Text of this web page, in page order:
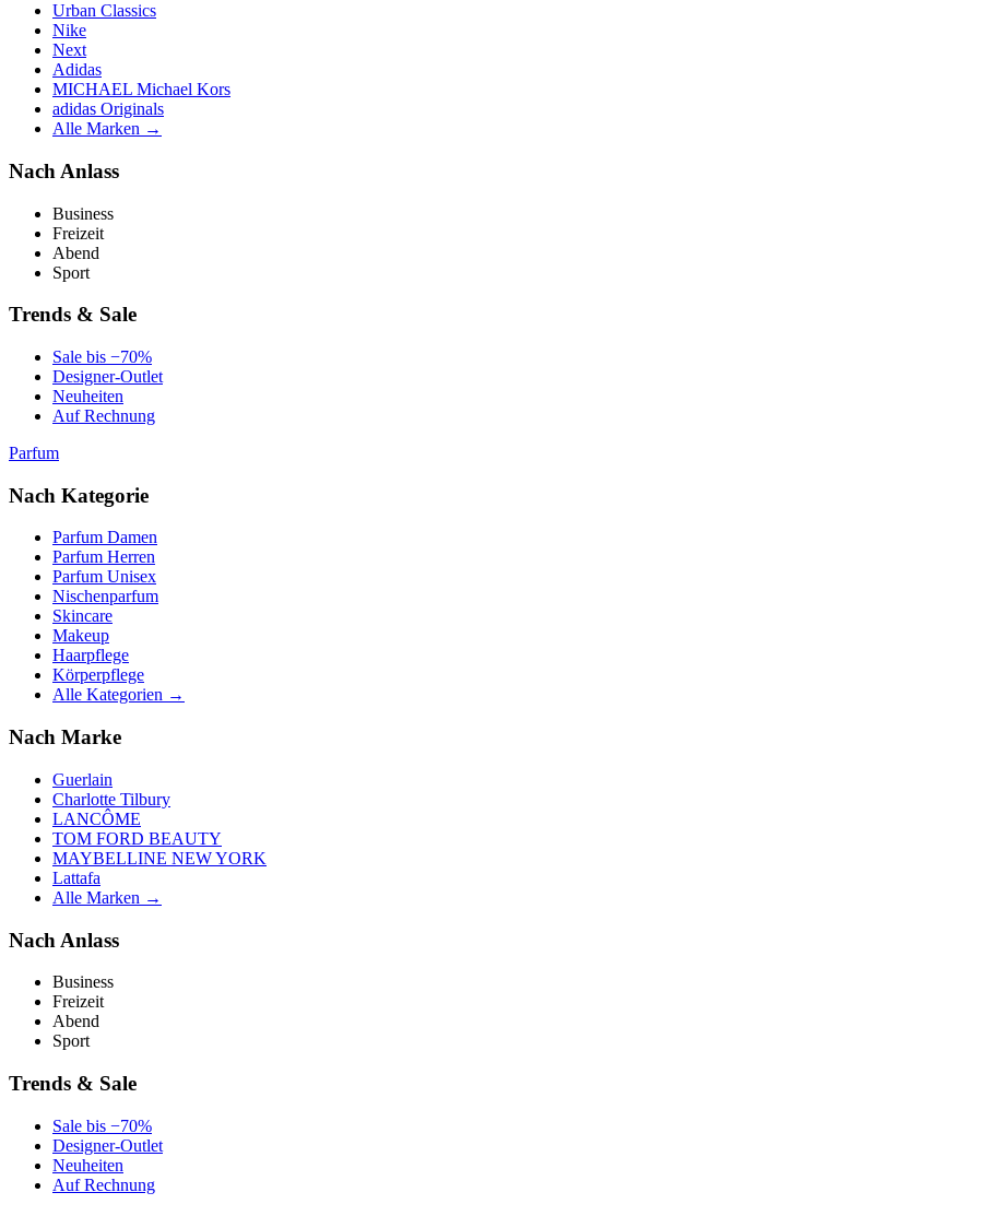
Urban Classics
Nike
Next
Adidas
MICHAEL Michael Kors
adidas Originals
Alle Marken →
Nach Anlass
Business
Freizeit
Abend
Sport
Trends & Sale
Sale bis −70%
Designer-Outlet
Neuheiten
Auf Rechnung
Parfum
Nach Kategorie
Parfum Damen
Parfum Herren
Parfum Unisex
Nischenparfum
Skincare
Makeup
Haarpflege
Körperpflege
Alle Kategorien →
Nach Marke
Guerlain
Charlotte Tilbury
LANCÔME
TOM FORD BEAUTY
MAYBELLINE NEW YORK
Lattafa
Alle Marken →
Nach Anlass
Business
Freizeit
Abend
Sport
Trends & Sale
Sale bis −70%
Designer-Outlet
Neuheiten
Auf Rechnung